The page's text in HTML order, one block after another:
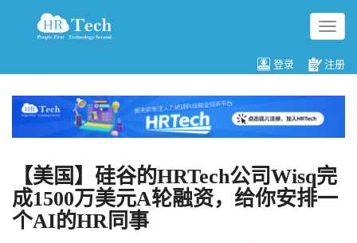
切
换
航
登录 注册
【美国】硅谷的HRTech公司Wisq完
成1500万美元A轮融资，给你安排一
个AI的HR同事